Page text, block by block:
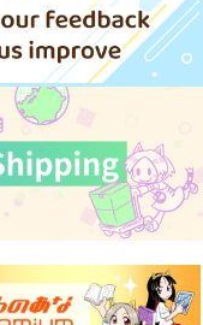
春の嵐
２×３
（税込）
サンプル